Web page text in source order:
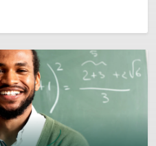
Único
de Educação